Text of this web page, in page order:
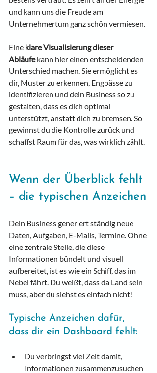
und kann uns die Freude am
Unternehmertum ganz schön vermiesen.
Eine klare Visualisierung dieser
Abläufe kann hier einen entscheidenden
Unterschied machen. Sie ermöglicht es
dir, Muster zu erkennen, Engpässe zu
identifizieren und dein Business so zu
gestalten, dass es dich optimal
unterstützt, anstatt dich zu bremsen. So
gewinnst du die Kontrolle zurück und
schaffst Raum für das, was wirklich zählt.
Wenn der Überblick fehlt
– die typischen Anzeichen
Dein Business generiert ständig neue
Daten, Aufgaben, E-Mails, Termine. Ohne
eine zentrale Stelle, die diese
Informationen bündelt und visuell
aufbereitet, ist es wie ein Schiff, das im
Nebel fährt. Du weißt, dass da Land sein
muss, aber du siehst es einfach nicht!
Typische Anzeichen dafür,
dass dir ein Dashboard fehlt:
Du verbringst viel Zeit damit,
Informationen zusammenzusuchen